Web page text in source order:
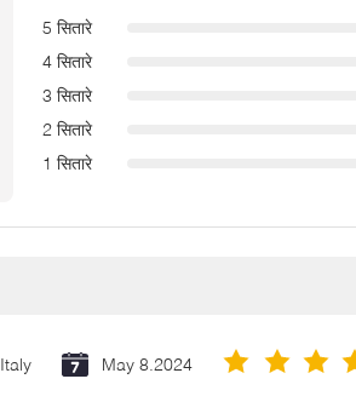
5 सितारे
4 सितारे
3 सितारे
2 सितारे
1 सितारे
Italy May 8.2024